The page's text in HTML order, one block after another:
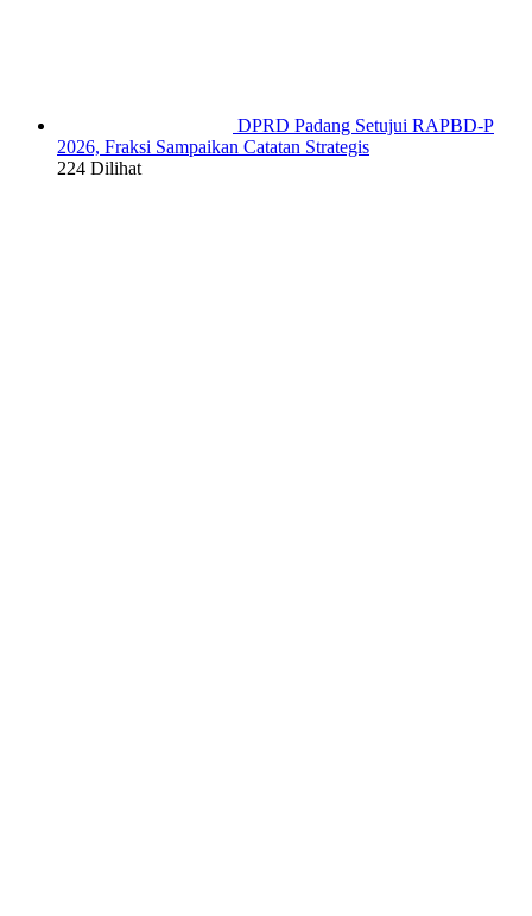
DPRD Padang Setujui RAPBD-P
2026, Fraksi Sampaikan Catatan Strategis
224 Dilihat